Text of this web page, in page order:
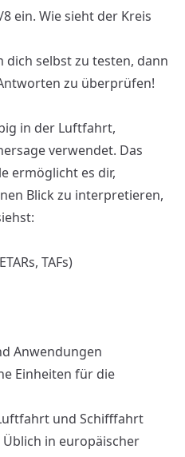
ein. Wie sieht der Kreis
dich selbst zu testen, dann
zu überprüfen!
in der Luftfahrt,
verwendet. Das
ermöglicht es dir,
Blick zu interpretieren,
TAFs)
Anwendungen
Einheiten für die
und Schifffahrt
Üblich in europäischer